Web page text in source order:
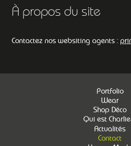
À propos du site
Contactez nos websiting agents :
Portfolio
Wear
Shop Déco
Qui est
Actualités
Contact